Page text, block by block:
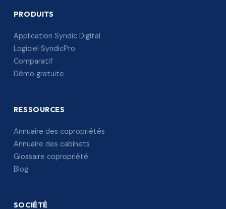
PRODUITS
Application Syndic Digital
Logiciel SyndicPro
Comparatif
Démo gratuite
RESSOURCES
Annuaire des copropriétés
Annuaire des cabinets
Glossaire copropriété
Blog
SOCIÉTÉ